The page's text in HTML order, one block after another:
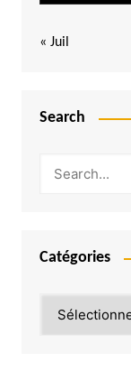
« Juil
Search
Catégories